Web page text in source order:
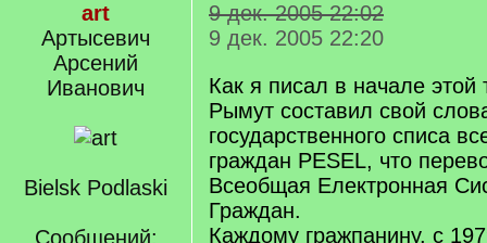
art
Артысевич
Арсений
Иванович
Bielsk Podlaski
Сообщений:
9 дек. 2005 22:02
9 дек. 2005 22:20
Как я писал в начале
Рымут составил свой
государственного списа
граждан РЕSEL, что
Всеобщая Електронная
Граждан.
Каждому гражпанину, с